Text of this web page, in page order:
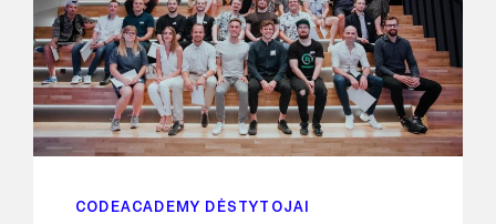
CODEACADEMY DĖSTYTOJAI